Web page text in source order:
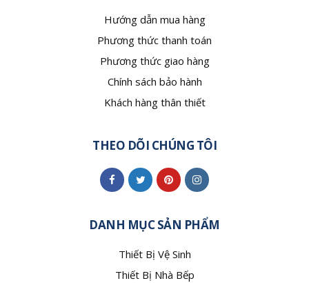
Hướng dẫn mua hàng
Phương thức thanh toán
Phương thức giao hàng
Chính sách bảo hành
Khách hàng thân thiết
THEO DÕI CHÚNG TÔI
DANH MỤC SẢN PHẨM
Thiết Bị Vệ Sinh
Thiết Bị Nhà Bếp